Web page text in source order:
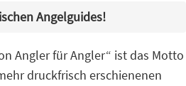
Angelguides!
Angler für Angler“ ist das Motto
druckfrisch erschienenen